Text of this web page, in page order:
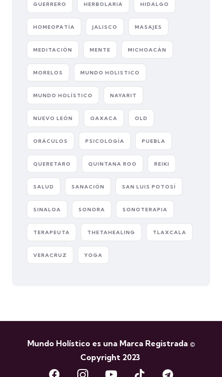
GUERRERO HERBOLARIA HIDALGO
HOMEOPATÍA JALISCO MASAJES
MEDITACIÓN MENTE MICHOACÁN
MORELOS MUNDO HOLISTICO
MUNDO HOLÍSTICO NAYARIT
NUEVO LEÓN OAXACA OLD
ORÁCULOS PSICOLOGÍA PUEBLA
QUERETARO QUINTANA ROO REIKI
SALUD SANACIÓN SAN LUIS POTOSÍ
SINALOA SONORA SONOTERAPIA
TERAPEUTA THETAHEALING TLAXCALA
VERACRUZ YOGA
Mundo Holístico es una Marca Registrada ©
Copyright 2023